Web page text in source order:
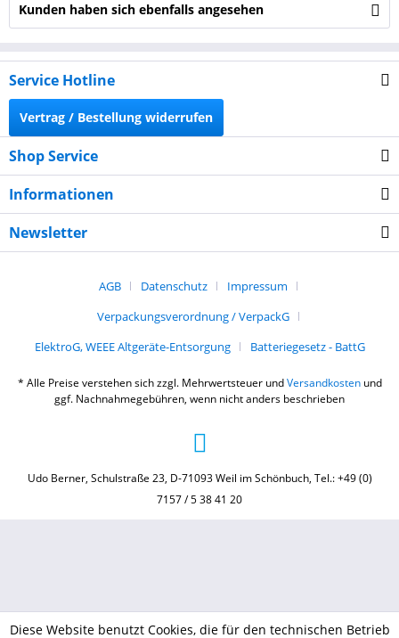
Kunden haben sich ebenfalls angesehen
Service Hotline
Vertrag / Bestellung widerrufen
Shop Service
Informationen
Newsletter
AGB Datenschutz
Impressum
Verpackungsverordnung / VerpackG
ElektroG, WEEE Altgeräte-Entsorgung
Batteriegesetz - BattG
* Alle Preise verstehen sich zzgl. Mehrwertsteuer undVersandkostenund
ggf. Nachnahmegebühren, wenn nicht anders beschrieben
Udo Berner, Schulstraße 23, D-71093 Weil im Schönbuch, Tel.: +49 (0)
7157 / 5 38 41 20
Diese Website benutzt Cookies, die für den technischen Betrieb